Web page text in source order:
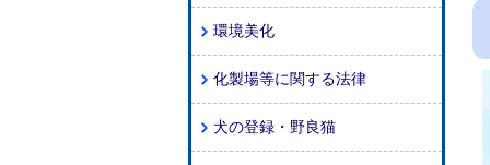
環境美化
化製場等に関する法律
犬の登録・野良猫